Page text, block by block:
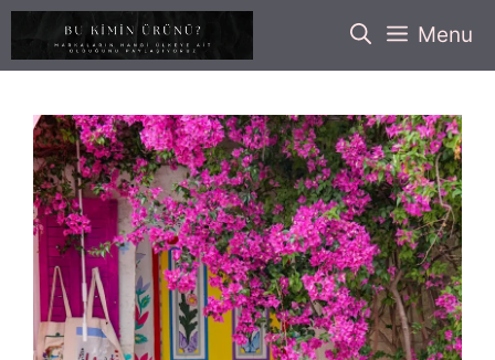
İçeriğe
Menu